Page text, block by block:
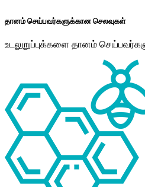
தானம் செய்பவர்களுக்கான செலவுகள்
உடலுறுப்புக்களை தானம்